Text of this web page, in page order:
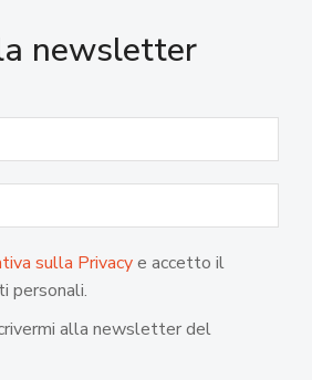
newsletter
sulla Privacye accetto il
personali.
alla newsletter del